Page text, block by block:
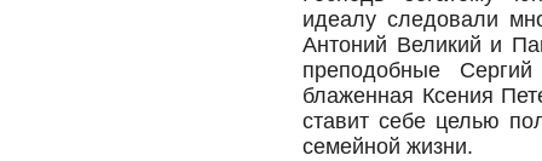
идеалу следовали
Антоний Великий и
преподобные
блаженная Ксения
ставит себе целью
семейной жизни.